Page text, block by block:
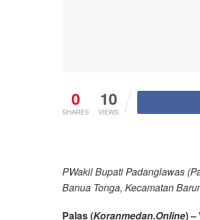
0
SHARES
10
VIEWS
PWakil Bupati Padanglawas
Banua Tonga, Kecamatan
Palas (Koranmedan.Online) –